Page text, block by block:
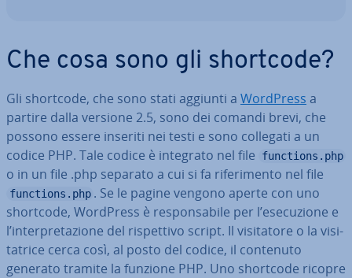
Che cosa sono gli shortcode?
Gli shortcode, che sono stati aggiunti a WordPress a
partire dalla versione 2.5, sono dei comandi brevi, che
possono essere inseriti nei testi e sono collegati a un
codice PHP. Tale codice è integrato nel file
functions.php
o in un file .php separato a cui si fa ri­fe­ri­men­to nel file
functions.php . Se le pagine vengono aperte con uno
shortcode, WordPress è re­spon­sa­bi­le per l’ese­cu­zio­ne e
l’in­ter­pre­ta­zio­ne del ri­spet­ti­vo script. Il vi­si­ta­to­re o la vi­si­
ta­tri­ce cerca così, al posto del codice, il contenuto
generato tramite la funzione PHP. Uno shortcode ricopre